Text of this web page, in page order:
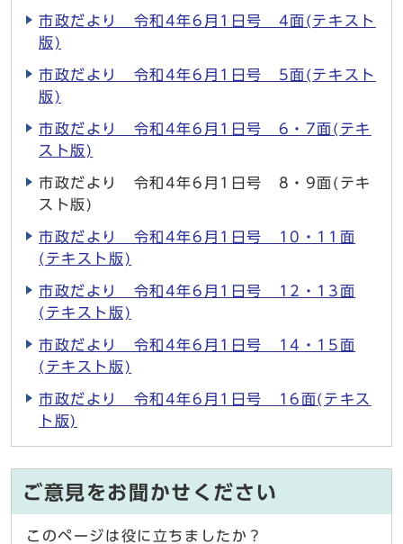
市政だより 令和4年6月1日号 4面(テキスト
版)
市政だより 令和4年6月1日号 5面(テキスト
版)
市政だより 令和4年6月1日号 6・7面(テキ
スト版)
市政だより 令和4年6月1日号 8・9面(テキ
スト版)
市政だより 令和4年6月1日号 10・11面
(テキスト版)
市政だより 令和4年6月1日号 12・13面
(テキスト版)
市政だより 令和4年6月1日号 14・15面
(テキスト版)
市政だより 令和4年6月1日号 16面(テキス
ト版)
ご意見をお聞かせください
このページは役に立ちましたか？